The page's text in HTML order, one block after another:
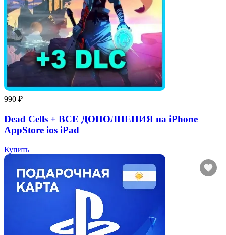
990 ₽
Dead Cells + ВСЕ ДОПОЛНЕНИЯ на iPhone
AppStore ios iPad
Купить